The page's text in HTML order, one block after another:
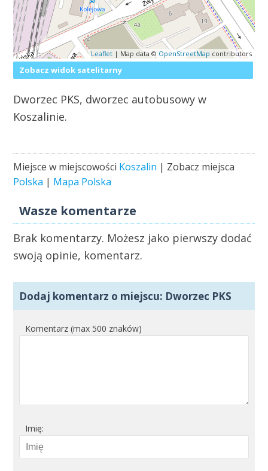
Leaflet| Map data © OpenStreetMap contributors
Zobacz widok satelitarny
Dworzec PKS, dworzec autobusowy w
Koszalinie.
Miejsce w miejscowości Koszalin | Zobacz miejsca
Polska | Mapa Polska
Wasze komentarze
Brak komentarzy. Możesz jako pierwszy dodać
swoją opinie, komentarz.
Dodaj komentarz o miejscu: Dworzec PKS
Komentarz (max 500 znaków)
Imię: